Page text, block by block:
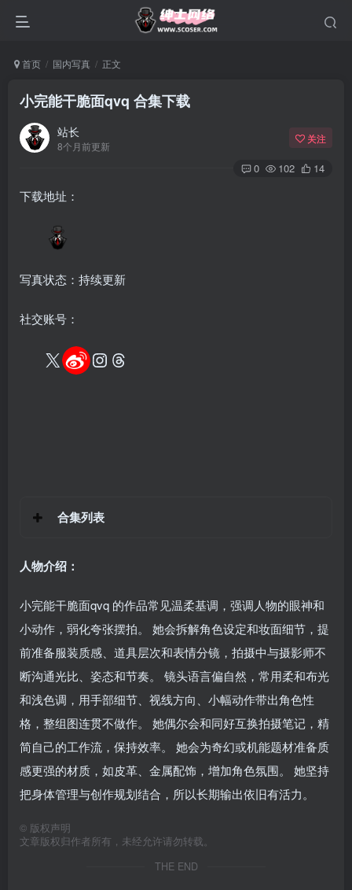
首页 国内写真 正文
小完能干脆面qvq 合集下载
站长
8个月前更新
关注
0 102 14
下载地址：
写真状态：持续更新
社交账号：
合集列表
人物介绍：
小完能干脆面qvq 的作品常见温柔基调，强调人物的眼神和
小动作，弱化夸张摆拍。 她会拆解角色设定和妆面细节，提
前准备服装质感、道具层次和表情分镜，拍摄中与摄影师不
断沟通光比、姿态和节奏。 镜头语言偏自然，常用柔和布光
和浅色调，用手部细节、视线方向、小幅动作带出角色性
格，整组图连贯不做作。 她偶尔会和同好互换拍摄笔记，精
简自己的工作流，保持效率。 她会为奇幻或机能题材准备质
感更强的材质，如皮革、金属配饰，增加角色氛围。 她坚持
把身体管理与创作规划结合，所以长期输出依旧有活力。
© 版权声明
文章版权归作者所有，未经允许请勿转载。
THE END